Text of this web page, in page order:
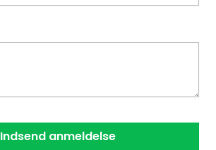
Indsend anmeldelse